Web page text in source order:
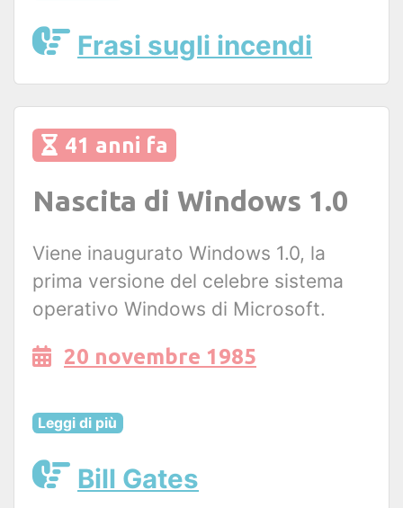
Frasi sugli incendi
41 anni fa
Nascita di Windows 1.0
Viene inaugurato Windows 1.0, la
prima versione del celebre sistema
operativo Windows di Microsoft.
20 novembre 1985
Leggi di più
Bill Gates